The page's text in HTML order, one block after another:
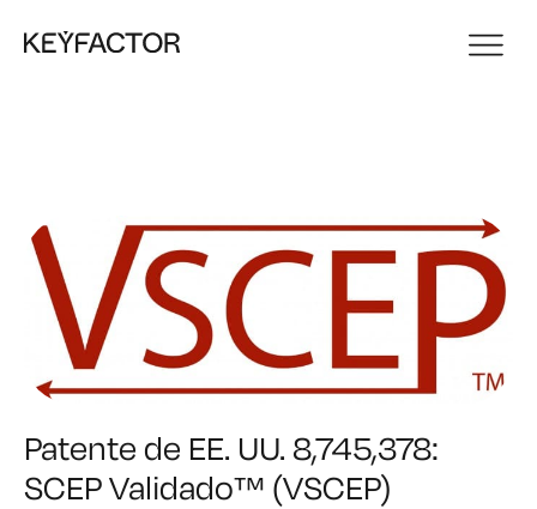
Patente de EE. UU. 8,745,378:
SCEP Validado™ (VSCEP)